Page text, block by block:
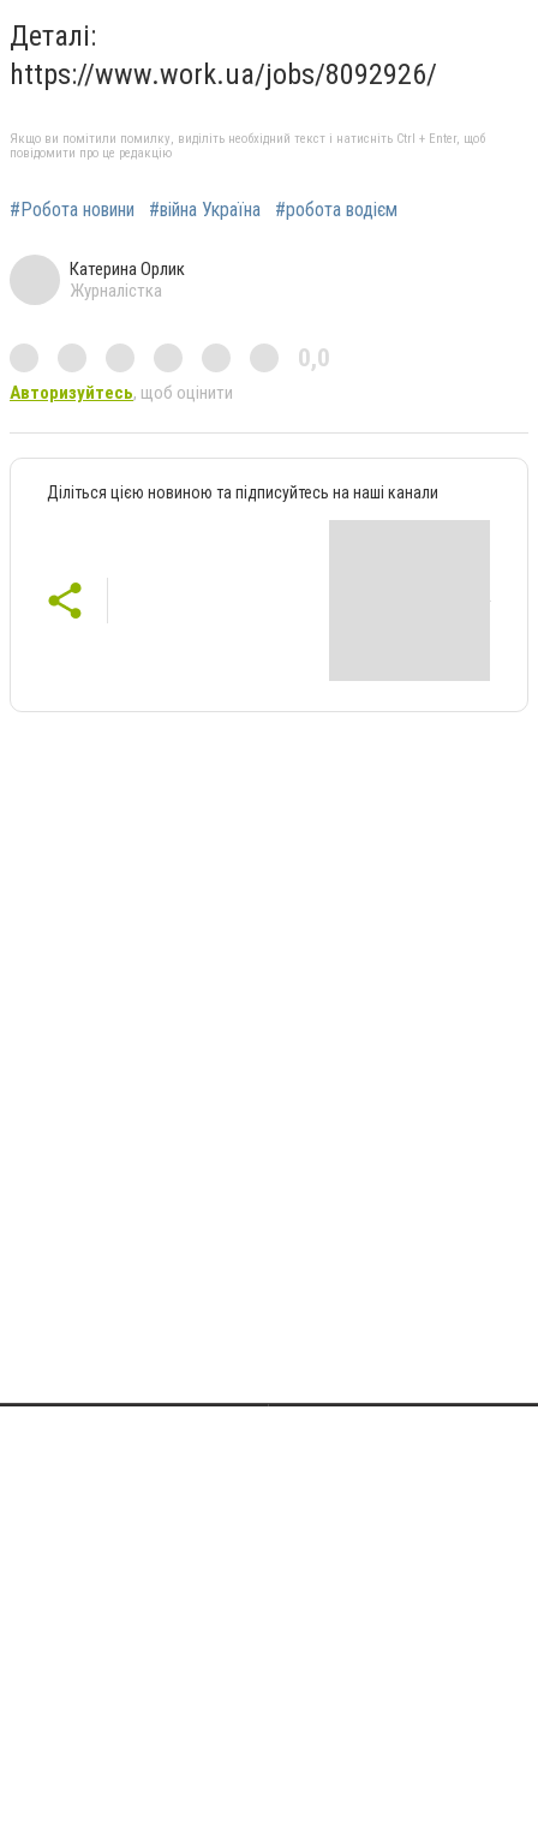
Деталі:
https://www.work.ua/jobs/8092926/
Якщо ви помітили помилку, виділіть необхідний текст і натисніть Ctrl + Enter, щоб
повідомити про це редакцію
#Робота новини #війна Україна #робота водієм
Катерина Орлик
Журналістка
0,0
Авторизуйтесь, щоб оцінити
Діліться цією новиною та підписуйтесь на наші канали